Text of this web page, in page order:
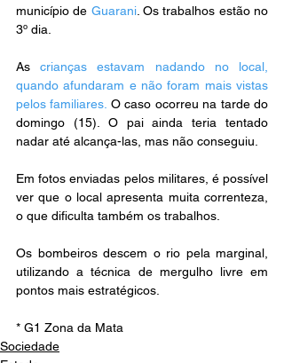
município de Guarani. Os trabalhos estão no
3º dia.
As crianças estavam nadando no local,
quando afundaram e não foram mais vistas
pelos familiares. O caso ocorreu na tarde do
domingo (15). O pai ainda teria tentado
nadar até alcança-las, mas não conseguiu.
Em fotos enviadas pelos militares, é possível
ver que o local apresenta muita correnteza,
o que dificulta também os trabalhos.
Os bombeiros descem o rio pela marginal,
utilizando a técnica de mergulho livre em
pontos mais estratégicos.
* G1 Zona da Mata
Sociedade